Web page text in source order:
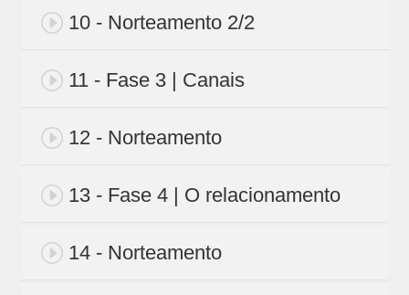
10 - Norteamento 2/2
11 - Fase 3 | Canais
12 - Norteamento
13 - Fase 4 | O relacionamento
14 - Norteamento